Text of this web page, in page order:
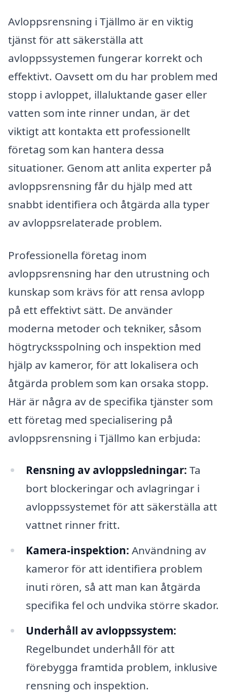
Avloppsrensning i Tjällmo är en viktig
tjänst för att säkerställa att
avloppssystemen fungerar korrekt och
effektivt. Oavsett om du har problem med
stopp i avloppet, illaluktande gaser eller
vatten som inte rinner undan, är det
viktigt att kontakta ett professionellt
företag som kan hantera dessa
situationer. Genom att anlita experter på
avloppsrensning får du hjälp med att
snabbt identifiera och åtgärda alla typer
av avloppsrelaterade problem.
Professionella företag inom
avloppsrensning har den utrustning och
kunskap som krävs för att rensa avlopp
på ett effektivt sätt. De använder
moderna metoder och tekniker, såsom
högtrycksspolning och inspektion med
hjälp av kameror, för att lokalisera och
åtgärda problem som kan orsaka stopp.
Här är några av de specifika tjänster som
ett företag med specialisering på
avloppsrensning i Tjällmo kan erbjuda:
Rensning av avloppsledningar: Ta
bort blockeringar och avlagringar i
avloppssystemet för att säkerställa att
vattnet rinner fritt.
Kamera-inspektion: Användning av
kameror för att identifiera problem
inuti rören, så att man kan åtgärda
specifika fel och undvika större skador.
Underhåll av avloppssystem:
Regelbundet underhåll för att
förebygga framtida problem, inklusive
rensning och inspektion.